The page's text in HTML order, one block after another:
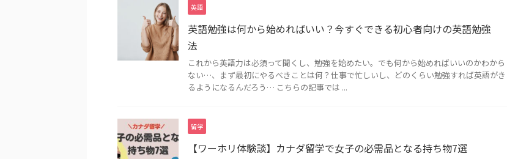
英語
英語勉強は何から始めればいい？今すぐできる初心者向けの英語勉強
法
これから英語力は必須って聞くし、勉強を始めたい。でも何から始めればいいのかわから
ない…、まず最初にやるべきことは何？仕事で忙しいし、どのくらい勉強すれば英語がき
るようになるんだろう… こちらの記事では ...
留学
【ワーホリ体験談】カナダ留学で女子の必需品となる持ち物7選